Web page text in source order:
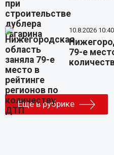
10.8.2026 10:40
79-е
Еще в рубрике